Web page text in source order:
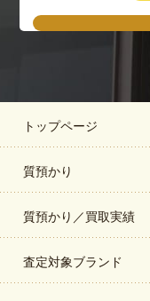
トップページ
質預かり
質預かり／買取実績
査定対象ブランド